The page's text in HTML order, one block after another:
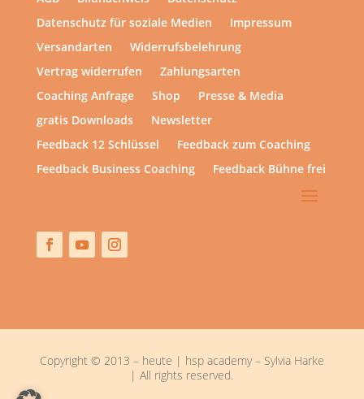
Datenschutz für soziale Medien
Impressum
Versandarten
Widerrufsbelehrung
Vertrag widerrufen
Zahlungsarten
Coaching Anfrage
Shop
Presse & Media
gratis Downloads
Newsletter
Feedback 12 Schlüssel
Feedback zum Coaching
Feedback Business Coaching
Feedback Bühne frei
Copyright © 2013 – heute | hsp academy – Sylvia Harke
| All rights reserved.